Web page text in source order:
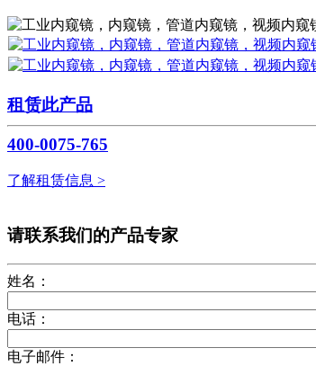
租赁此产品
400-0075-765
了解租赁信息 >
请联系我们的产品专家
姓名：
电话：
电子邮件：